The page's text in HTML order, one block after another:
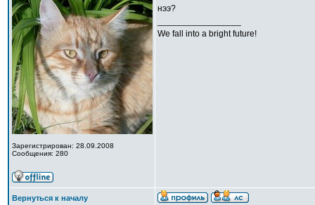
Зарегистрирован: 28.09.2008
Сообщения: 280
нээ?
We fall into a bright future!
Вернуться к началу